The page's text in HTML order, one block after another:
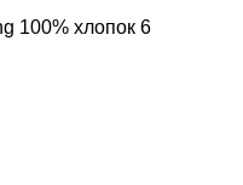
100% хлопок 6